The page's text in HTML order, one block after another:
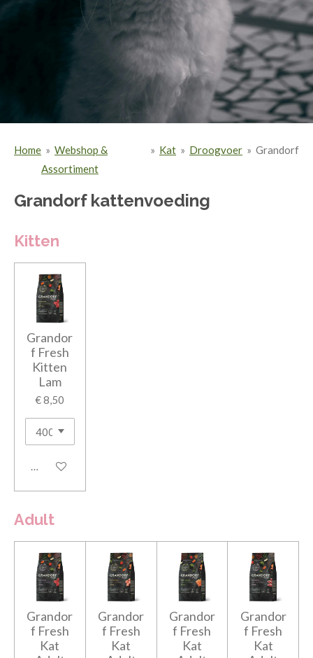
Home » Webshop &
Assortiment
» Kat » Droogvoer » Grandorf
Grandorf kattenvoeding
Kitten
Grandor
f Fresh
Kitten
Lam
€ 8,50
In winkelwagen
Adult
Grandor
f Fresh
Kat
Grandor
f Fresh
Kat
Grandor
f Fresh
Kat
Grandor
f Fresh
Kat